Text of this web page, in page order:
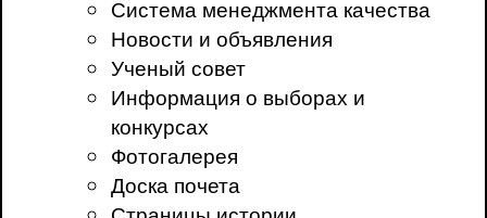
Система менеджмента качества
Новости и объявления
Ученый совет
Информация о выборах и
конкурсах
Фотогалерея
Доска почета